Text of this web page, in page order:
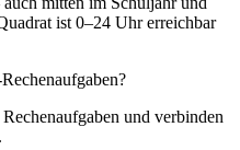
ist 0–24 Uhr erreichbar
und verbinden